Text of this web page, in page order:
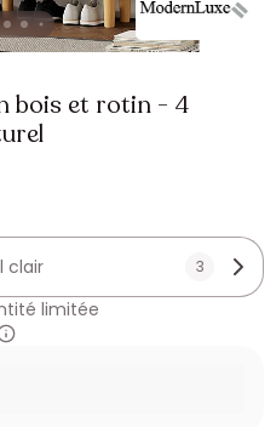
bois et rotin - 4
clair 3
limitée